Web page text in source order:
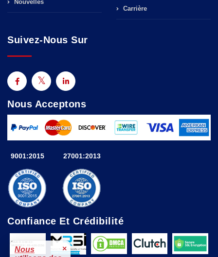
Nouvelles
Carrière
Suivez-Nous Sur
Nous Acceptons
9001:2015 27001:2013
Confiance Et Crédibilité
Nous
×